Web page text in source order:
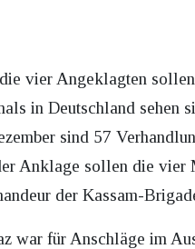
vier Angeklagten
in Deutschland sehen
sind 57
Anklage sollen die vier
der Kassam-
war für Anschläge im